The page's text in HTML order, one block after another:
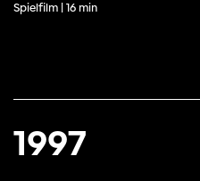
Spielfilm | 16 min
1997